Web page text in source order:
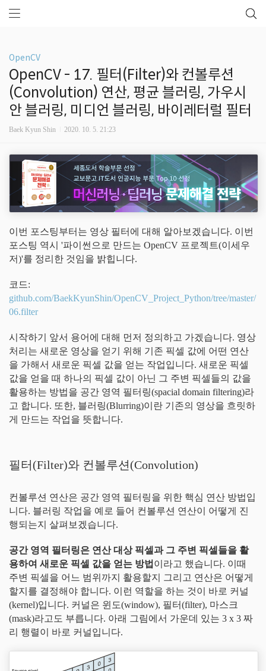
OpenCV
OpenCV - 17. 필터(Filter)와 컨볼루션
(Convolution) 연산, 평균 블러링, 가우시
안 블러링, 미디언 블러링, 바이레터럴 필터
Baek Kyun Shin 2020. 10. 5. 21:23
이번 포스팅부터는 영상 필터에 대해 알아보겠습니다. 이번
포스팅 역시 '파이썬으로 만드는 OpenCV 프로젝트(이세우
저)'를 정리한 것임을 밝힙니다.
코드:
github.com/BaekKyunShin/OpenCV_Project_Python/tree/master/
06.filter
시작하기 앞서 용어에 대해 먼저 정의하고 가겠습니다. 영상
처리는 새로운 영상을 얻기 위해 기존 픽셀 값에 어떤 연산
을 가해서 새로운 픽셀 값을 얻는 작업입니다. 새로운 픽셀
값을 얻을 때 하나의 픽셀 값이 아닌 그 주변 픽셀들의 값을
활용하는 방법을 공간 영역 필터링(spacial domain filtering)라
고 합니다. 또한, 블러링(Blurring)이란 기존의 영상을 흐릿하
게 만드는 작업을 뜻합니다.
필터(Filter)와 컨볼루션(Convolution)
컨볼루션 연산은 공간 영역 필터링을 위한 핵심 연산 방법입
니다. 블러링 작업을 예로 들어 컨볼루션 연산이 어떻게 진
행되는지 살펴보겠습니다.
공간 영역 필터링은 연산 대상 픽셀과 그 주변 픽셀들을 활
용하여 새로운 픽셀 값을 얻는 방법 이라고 했습니다. 이때
주변 픽셀을 어느 범위까지 활용할지 그리고 연산은 어떻게
할지를 결정해야 합니다. 이런 역할을 하는 것이 바로 커널
(kernel)입니다. 커널은 윈도(window), 필터(filter), 마스크
(mask)라고도 부릅니다. 아래 그림에서 가운데 있는 3 x 3 짜
리 행렬이 바로 커널입니다.